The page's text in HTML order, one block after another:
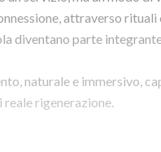
attraverso
diventano parte
naturale e immersivo,
reale rigenerazione.